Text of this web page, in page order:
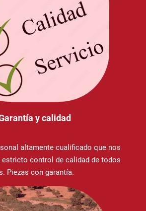
y calidad
altamente cualificado que nos
estricto control de calidad de todos
Piezas con garantía.